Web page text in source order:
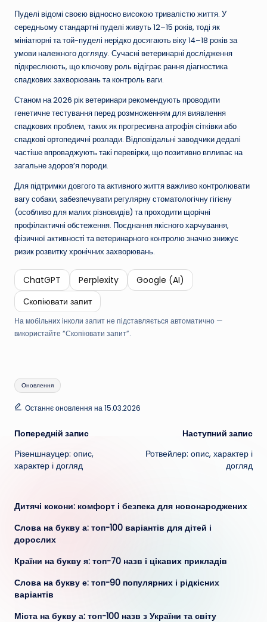
Пуделі відомі своєю відносно високою тривалістю життя. У
середньому стандартні пуделі живуть 12–15 років, тоді як
мініатюрні та той-пуделі нерідко досягають віку 14–18 років за
умови належного догляду. Сучасні ветеринарні дослідження
підкреслюють, що ключову роль відіграє рання діагностика
спадкових захворювань та контроль ваги.
Станом на 2026 рік ветеринари рекомендують проводити
генетичне тестування перед розмноженням для виявлення
спадкових проблем, таких як прогресивна атрофія сітківки або
спадкові ортопедичні розлади. Відповідальні заводчики дедалі
частіше впроваджують такі перевірки, що позитивно впливає на
загальне здоров’я породи.
Для підтримки довгого та активного життя важливо контролювати
вагу собаки, забезпечувати регулярну стоматологічну гігієну
(особливо для малих різновидів) та проходити щорічні
профілактичні обстеження. Поєднання якісного харчування,
фізичної активності та ветеринарного контролю значно знижує
ризик розвитку хронічних захворювань.
ChatGPT Perplexity
Google (AI)
Скопіювати запит
На мобільних інколи запит не підставляється автоматично —
використайте “Скопіювати запит”.
Позначки:
Оновлення
Останнє оновлення на 15.03.2026
Навігація
по
Попередній запис
Різеншнауцер: опис,
характер і догляд
Наступний запис
Ротвейлер: опис, характер і
догляд
Дитячі кокони: комфорт і безпека для новонароджених
Слова на букву а: топ-100 варіантів для дітей і
дорослих
Країни на букву я: топ-70 назв і цікавих прикладів
Слова на букву е: топ-90 популярних і рідкісних
варіантів
Міста на букву а: топ-100 назв з України та світу